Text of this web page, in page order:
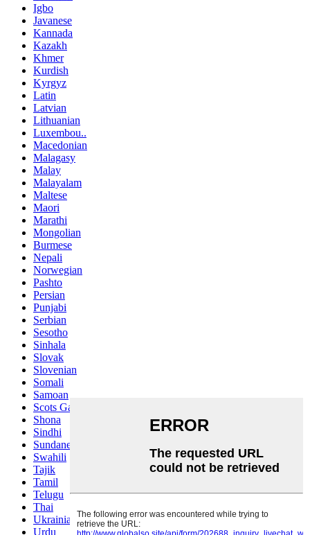
Igbo
Javanese
Kannada
Kazakh
Khmer
Kurdish
Kyrgyz
Latin
Latvian
Lithuanian
Luxembou..
Macedonian
Malagasy
Malay
Malayalam
Maltese
Maori
Marathi
Mongolian
Burmese
Nepali
Norwegian
Pashto
Persian
Punjabi
Serbian
Sesotho
Sinhala
Slovak
Slovenian
Somali
Samoan
Scots Gaelic
Shona
Sindhi
Sundanese
Swahili
Tajik
Tamil
Telugu
Thai
Ukrainian
Urdu